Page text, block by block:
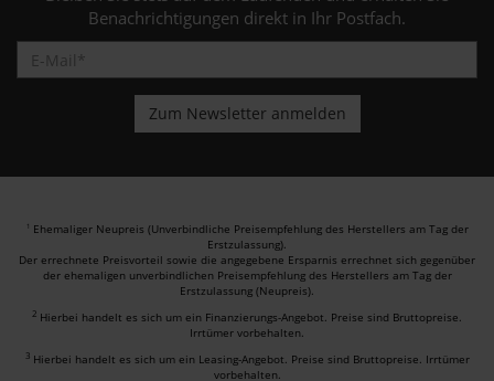
Benachrichtigungen direkt in Ihr Postfach.
1 Ehemaliger Neupreis (Unverbindliche Preisempfehlung des Herstellers am Tag der
Erstzulassung).
Der errechnete Preisvorteil sowie die angegebene Ersparnis errechnet sich gegenüber
der ehemaligen unverbindlichen Preisempfehlung des Herstellers am Tag der
Erstzulassung (Neupreis).
2 Hierbei handelt es sich um ein Finanzierungs-Angebot. Preise sind Bruttopreise.
Irrtümer vorbehalten.
3 Hierbei handelt es sich um ein Leasing-Angebot. Preise sind Bruttopreise. Irrtümer
vorbehalten.